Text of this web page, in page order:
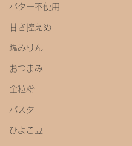
バター不使用
甘さ控えめ
塩みりん
おつまみ
全粒粉
パスタ
ひよこ豆